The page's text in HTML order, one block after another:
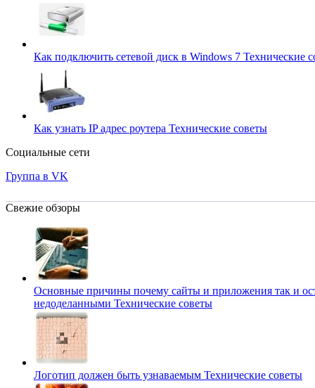
Как подключить сетевой диск в Windows 7 Технические
Как узнать IP адрес роутера Технические советы
Социальные сети
Группа в VK
Свежие обзоры
Основные причины почему сайты и приложения так и
недоделанными Технические советы
Логотип должен быть узнаваемым Технические советы